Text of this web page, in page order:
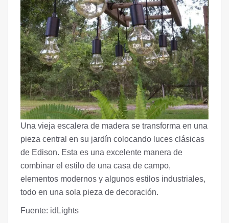
Una vieja escalera de madera se transforma en una
pieza central en su jardín colocando luces clásicas
de Edison. Esta es una excelente manera de
combinar el estilo de una casa de campo,
elementos modernos y algunos estilos industriales,
todo en una sola pieza de decoración.
Fuente: idLights